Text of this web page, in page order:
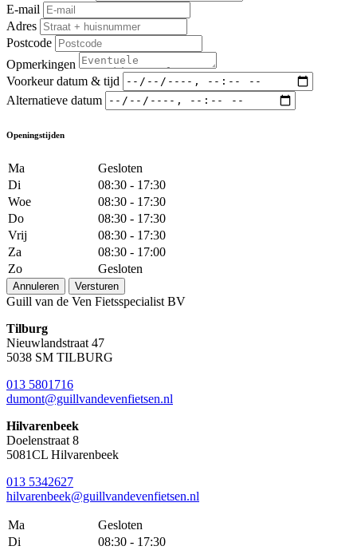
E-mail
Adres
Postcode
Opmerkingen
Voorkeur datum & tijd
Alternatieve datum
Openingstijden
Ma
Gesloten
Di
08:30 - 17:30
Woe
08:30 - 17:30
Do
08:30 - 17:30
Vrij
08:30 - 17:30
Za
08:30 - 17:00
Zo
Gesloten
Annuleren Versturen
Guill van de Ven Fietsspecialist BV
Tilburg
Nieuwlandstraat 47
5038 SM TILBURG
013 5801716
dumont@guillvandevenfietsen.nl
Hilvarenbeek
Doelenstraat 8
5081CL Hilvarenbeek
013 5342627
hilvarenbeek@guillvandevenfietsen.nl
Ma
Gesloten
Di
08:30 - 17:30